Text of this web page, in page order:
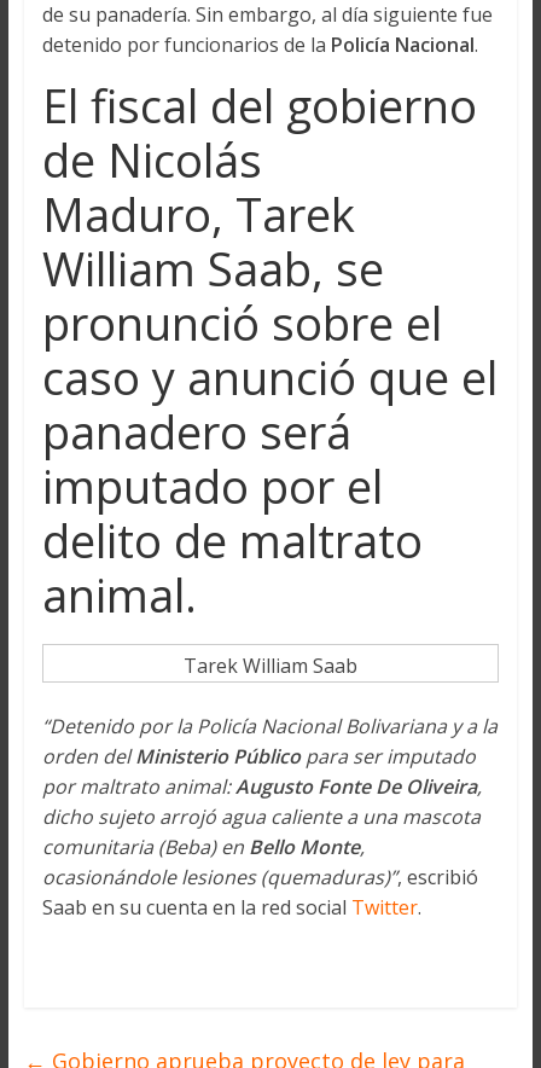
de su panadería. Sin embargo, al día siguiente fue
detenido por funcionarios de la Policía Nacional.
El fiscal del gobierno
de Nicolás
Maduro, Tarek
William Saab, se
pronunció sobre el
caso y anunció que el
panadero será
imputado por el
delito de maltrato
animal.
Tarek William Saab
“Detenido por la Policía Nacional Bolivariana y a la
orden delMinisterio Públicopara ser imputado
por maltrato animal:Augusto Fonte De Oliveira,
dicho sujeto arrojó agua caliente a una mascota
comunitaria (Beba) en Bello Monte,
ocasionándole lesiones (quemaduras)”, escribió
Saab en su cuenta en la red social Twitter.
← Gobierno aprueba proyecto de ley para